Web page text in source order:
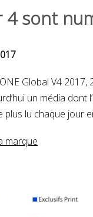
4 sont
Global V4
un média
lu chaque jour
marque